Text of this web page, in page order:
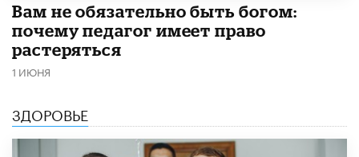
​Вам не обязательно быть богом:
почему педагог имеет право
растеряться
1 ИЮНЯ
ЗДОРОВЬЕ